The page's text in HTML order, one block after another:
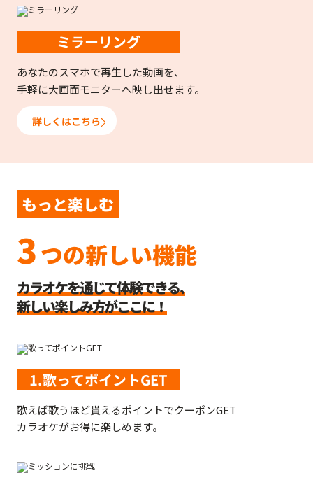
ミラーリング
あなたのスマホで再生した動画を、
手軽に大画面モニターへ映し出せます。
詳しくはこちら
もっと楽しむ
3つの新しい機能
カラオケを通じて体験できる、
新しい楽しみ方がここに！
1.歌ってポイントGET
歌えば歌うほど貰えるポイントでクーポンGET
カラオケがお得に楽しめます。